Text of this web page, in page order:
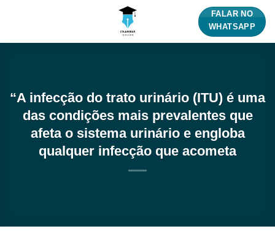
FALAR NO
WHATSAPP
“A infecção do trato urinário (ITU) é uma
das condições mais prevalentes que
afeta o sistema urinário e engloba
qualquer infecção que acometa